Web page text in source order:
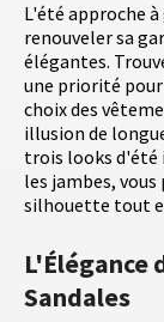
L'été approche
renouveler sa
élégantes.
une priorité pour
choix des
illusion de
trois looks d'été
les jambes,
silhouette tout
L'Élégance
Sandales